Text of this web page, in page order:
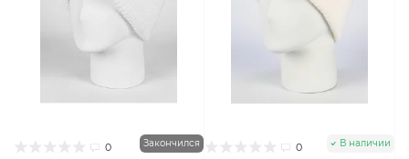
0 Закончился 0 В наличии